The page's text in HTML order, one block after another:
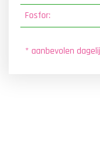
Fosfor:
* aanbevolen